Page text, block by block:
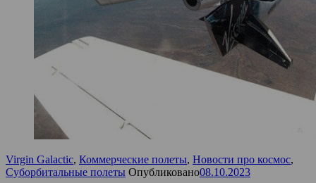
Virgin Galactic, Коммерческие полеты, Новости про космос,
Суборбитальные полеты Опубликовано08.10.2023